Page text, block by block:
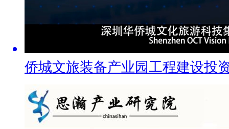
侨城文旅装备产业园工程建设投